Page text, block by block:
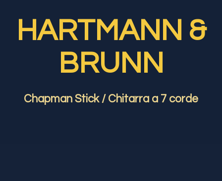
HARTMANN &
BRUNN
Chapman Stick / Chitarra a 7 corde